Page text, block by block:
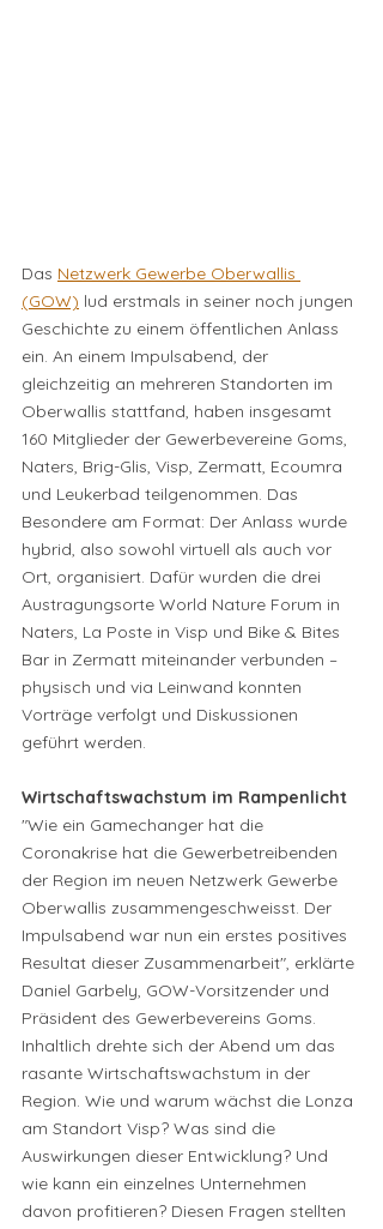
Das Netzwerk Gewerbe Oberwallis
(GOW) lud erstmals in seiner noch jungen
Geschichte zu einem öffentlichen Anlass
ein. An einem Impulsabend, der
gleichzeitig an mehreren Standorten im
Oberwallis stattfand, haben insgesamt
160 Mitglieder der Gewerbevereine Goms,
Naters, Brig-Glis, Visp, Zermatt, Ecoumra
und Leukerbad teilgenommen. Das
Besondere am Format: Der Anlass wurde
hybrid, also sowohl virtuell als auch vor
Ort, organisiert. Dafür wurden die drei
Austragungsorte World Nature Forum in
Naters, La Poste in Visp und Bike & Bites
Bar in Zermatt miteinander verbunden –
physisch und via Leinwand konnten
Vorträge verfolgt und Diskussionen
geführt werden.
Wirtschaftswachstum im Rampenlicht
"Wie ein Gamechanger hat die
Coronakrise hat die Gewerbetreibenden
der Region im neuen Netzwerk Gewerbe
Oberwallis zusammengeschweisst. Der
Impulsabend war nun ein erstes positives
Resultat dieser Zusammenarbeit", erklärte
Daniel Garbely, GOW-Vorsitzender und
Präsident des Gewerbevereins Goms.
Inhaltlich drehte sich der Abend um das
rasante Wirtschaftswachstum in der
Region. Wie und warum wächst die Lonza
am Standort Visp? Was sind die
Auswirkungen dieser Entwicklung? Und
wie kann ein einzelnes Unternehmen
davon profitieren? Diesen Fragen stellten